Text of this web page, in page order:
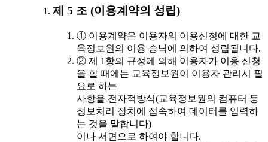
제 5 조 (이용계약의 성립)
① 이용계약은 이용자의 이용신청에 대한 교
육정보원의 이용 승낙에 의하여 성립됩니다.
② 제 1항의 규정에 의해 이용자가 이용 신청
을 할 때에는 교육정보원이 이용자 관리시 필
요로 하는
사항을 전자적방식(교육정보원의 컴퓨터 등
정보처리 장치에 접속하여 데이터를 입력하
는 것을 말합니다)
이나 서면으로 하여야 합니다.